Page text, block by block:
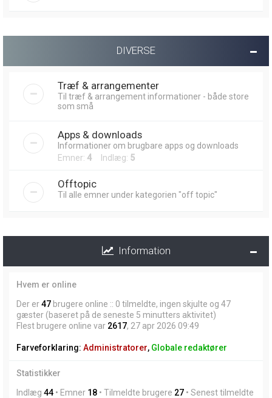
DIVERSE
Træf & arrangementer
Til træf & arrangement informationer - både store
som små
Apps & downloads
Informationer om brugbare apps og downloads
Emner: 4 Indlæg: 5
Offtopic
Til alle emner under kategorien "off topic"
Information
Hvem er online
Der er47 brugere online :: 0 tilmeldte, ingen skjulte og 47
gæster (baseret på de seneste 5 minutters aktivitet)
Flest brugere online var 2617, 27 apr 2026 09:49
Farveforklaring: Administratorer, Globale redaktører
Statistikker
Indlæg 44 • Emner 18 • Tilmeldte brugere 27 • Senest tilmeldte